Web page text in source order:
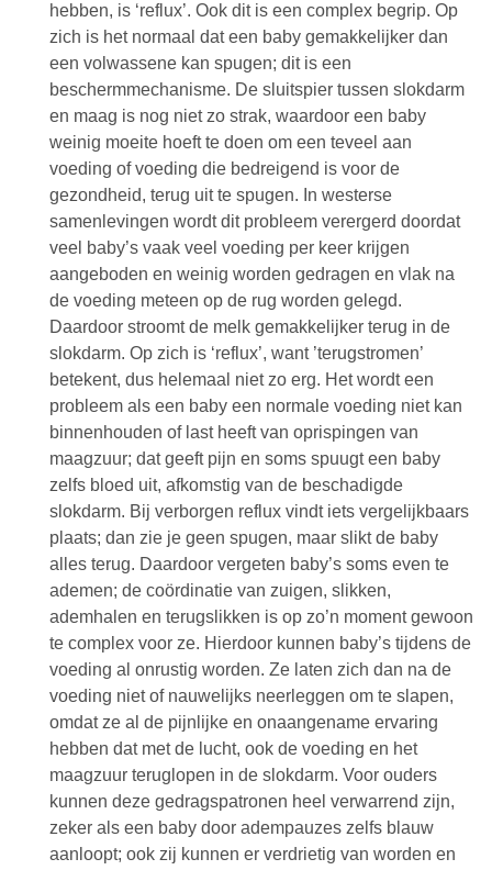
hebben, is ‘reflux’. Ook dit is een complex begrip. Op
zich is het normaal dat een baby gemakkelijker dan
een volwassene kan spugen; dit is een
beschermmechanisme. De sluitspier tussen slokdarm
en maag is nog niet zo strak, waardoor een baby
weinig moeite hoeft te doen om een teveel aan
voeding of voeding die bedreigend is voor de
gezondheid, terug uit te spugen. In westerse
samenlevingen wordt dit probleem verergerd doordat
veel baby’s vaak veel voeding per keer krijgen
aangeboden en weinig worden gedragen en vlak na
de voeding meteen op de rug worden gelegd.
Daardoor stroomt de melk gemakkelijker terug in de
slokdarm. Op zich is ‘reflux’, want ’terugstromen’
betekent, dus helemaal niet zo erg. Het wordt een
probleem als een baby een normale voeding niet kan
binnenhouden of last heeft van oprispingen van
maagzuur; dat geeft pijn en soms spuugt een baby
zelfs bloed uit, afkomstig van de beschadigde
slokdarm. Bij verborgen reflux vindt iets vergelijkbaars
plaats; dan zie je geen spugen, maar slikt de baby
alles terug. Daardoor vergeten baby’s soms even te
ademen; de coördinatie van zuigen, slikken,
ademhalen en terugslikken is op zo’n moment gewoon
te complex voor ze. Hierdoor kunnen baby’s tijdens de
voeding al onrustig worden. Ze laten zich dan na de
voeding niet of nauwelijks neerleggen om te slapen,
omdat ze al de pijnlijke en onaangename ervaring
hebben dat met de lucht, ook de voeding en het
maagzuur teruglopen in de slokdarm. Voor ouders
kunnen deze gedragspatronen heel verwarrend zijn,
zeker als een baby door adempauzes zelfs blauw
aanloopt; ook zij kunnen er verdrietig van worden en